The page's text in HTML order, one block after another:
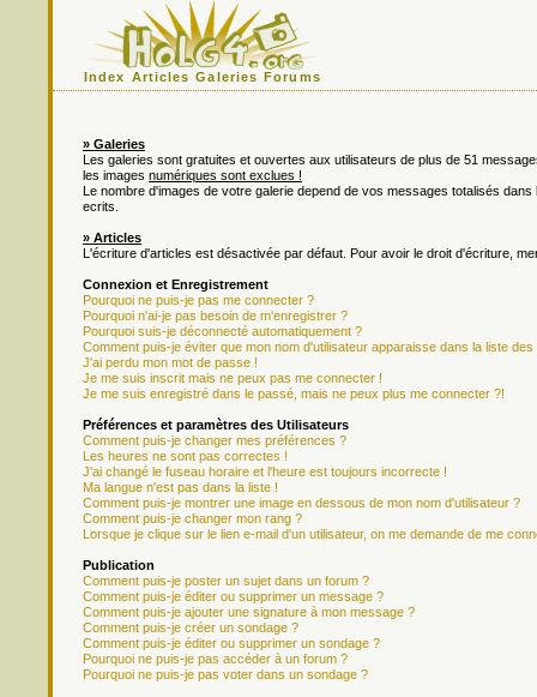
Index Articles Galeries Forums
» Galeries
Les galeries sont gratuites et ouvertes aux utilisateurs de plus de 51
les images numériques sont exclues !
Le nombre d'images de votre galerie depend de vos messages totalisés
ecrits.
» Articles
L'écriture d'articles est désactivée par défaut. Pour avoir le droit d'écriture,
Connexion et Enregistrement
Pourquoi ne puis-je pas me connecter ?
Pourquoi n'ai-je pas besoin de m'enregistrer ?
Pourquoi suis-je déconnecté automatiquement ?
Comment puis-je éviter que mon nom d'utilisateur apparaisse dans la liste
J'ai perdu mon mot de passe !
Je me suis inscrit mais ne peux pas me connecter !
Je me suis enregistré dans le passé, mais ne peux plus me connecter ?!
Préférences et paramètres des Utilisateurs
Comment puis-je changer mes préférences ?
Les heures ne sont pas correctes !
J'ai changé le fuseau horaire et l'heure est toujours incorrecte !
Ma langue n'est pas dans la liste !
Comment puis-je montrer une image en dessous de mon nom d'utilisateur ?
Comment puis-je changer mon rang ?
Lorsque je clique sur le lien e-mail d'un utilisateur, on me demande de me
Publication
Comment puis-je poster un sujet dans un forum ?
Comment puis-je éditer ou supprimer un message ?
Comment puis-je ajouter une signature à mon message ?
Comment puis-je créer un sondage ?
Comment puis-je éditer ou supprimer un sondage ?
Pourquoi ne puis-je pas accéder à un forum ?
Pourquoi ne puis-je pas voter dans un sondage ?